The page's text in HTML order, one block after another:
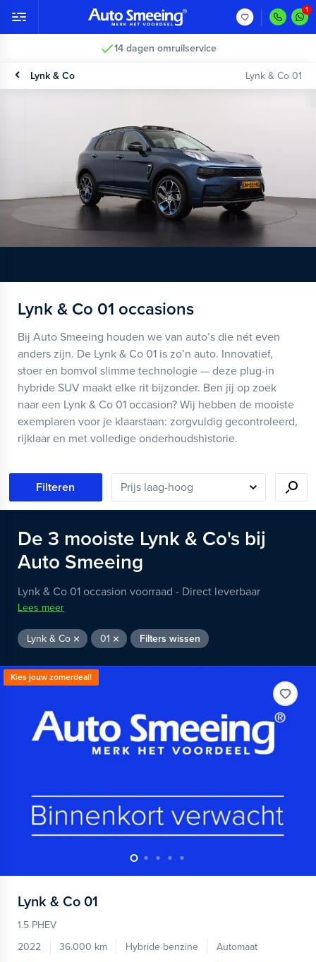
14 dagen omruilservice
Lynk & Co Lynk & Co 01
Lynk & Co 01 occasions
Bij Auto Smeeing houden we van auto’s die nét even
anders zijn. De Lynk & Co 01 is zo’n auto. Innovatief,
stoer en bomvol slimme technologie — deze plug-in
hybride SUV maakt elke rit bijzonder. Ben jij op zoek
naar een Lynk & Co 01 occasion? Wij hebben de mooiste
exemplaren voor je klaarstaan: zorgvuldig gecontroleerd,
rijklaar en met volledige onderhoudshistorie.
Filteren
De 3 mooiste Lynk & Co's bij
Auto Smeeing
Lynk & Co 01 occasion voorraad - Direct leverbaar
Lees meer
Lynk & Co 01 Filters wissen
Kies jouw zomerdeal!
Lynk & Co 01
1.5 PHEV
2022
36.000 km Hybride benzine
Automaat